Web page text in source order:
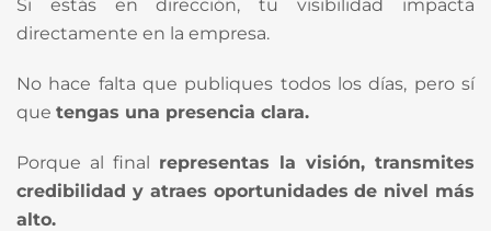
Si estás en dirección, tu visibilidad impacta
directamente en la empresa.
No hace falta que publiques todos los días, pero sí
que tengas una presencia clara.
Porque al final representas la visión, transmites
credibilidad y atraes oportunidades de nivel más
alto.